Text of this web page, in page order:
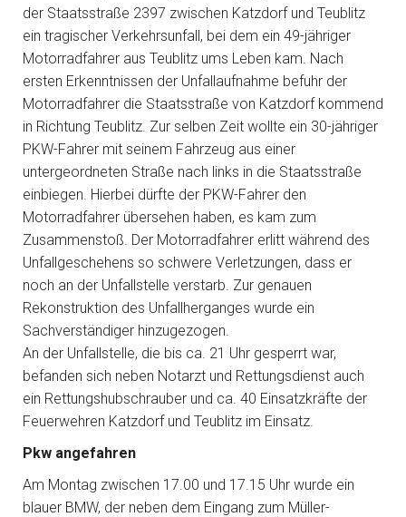
der Staatsstraße 2397 zwischen Katzdorf und Teublitz
ein tragischer Verkehrsunfall, bei dem ein 49-jähriger
Motorradfahrer aus Teublitz ums Leben kam. Nach
ersten Erkenntnissen der Unfallaufnahme befuhr der
Motorradfahrer die Staatsstraße von Katzdorf kommend
in Richtung Teublitz. Zur selben Zeit wollte ein 30-jähriger
PKW-Fahrer mit seinem Fahrzeug aus einer
untergeordneten Straße nach links in die Staatsstraße
einbiegen. Hierbei dürfte der PKW-Fahrer den
Motorradfahrer übersehen haben, es kam zum
Zusammenstoß. Der Motorradfahrer erlitt während des
Unfallgeschehens so schwere Verletzungen, dass er
noch an der Unfallstelle verstarb. Zur genauen
Rekonstruktion des Unfallherganges wurde ein
Sachverständiger hinzugezogen.
An der Unfallstelle, die bis ca. 21 Uhr gesperrt war,
befanden sich neben Notarzt und Rettungsdienst auch
ein Rettungshubschrauber und ca. 40 Einsatzkräfte der
Feuerwehren Katzdorf und Teublitz im Einsatz.
Pkw angefahren
Am Montag zwischen 17.00 und 17.15 Uhr wurde ein
blauer BMW, der neben dem Eingang zum Müller-